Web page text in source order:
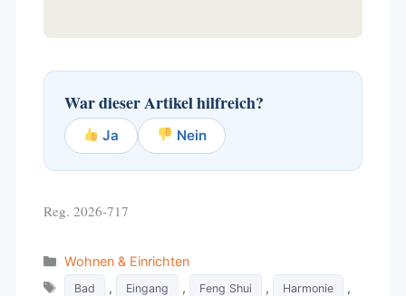
War dieser Artikel hilfreich?
Ja Nein
Reg. 2026-717
Categories
Wohnen & Einrichten
Tags
Bad , Eingang , Feng Shui , Harmonie ,